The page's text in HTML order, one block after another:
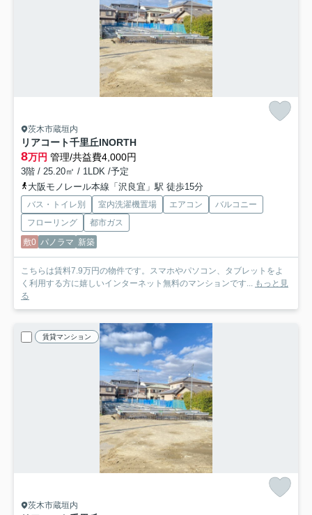
茨木市蔵垣内
リアコート千里丘INORTH
8万円 管理/共益費4,000円
3階 / 25.20㎡ / 1LDK /予定
大阪モノレール本線「沢良宜」駅 徒歩15分
バス・トイレ別 室内洗濯機置場 エアコン
バルコニー
フローリング
都市ガス
敷0 パノラマ 新築
こちらは賃料7.9万円の物件です。スマホやパソコン、タブレットをよ
く利用する方に嬉しいインターネット無料のマンションです... もっと見
る
賃貸マンション
茨木市蔵垣内